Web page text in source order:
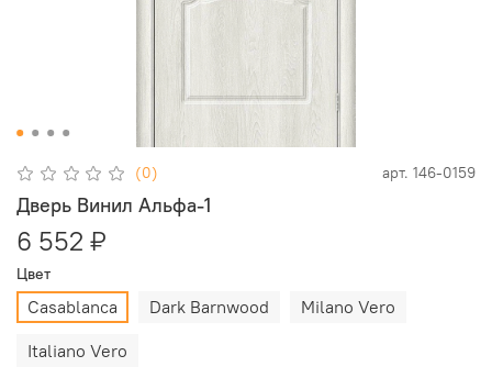
(0) арт. 146-0159
Дверь Винил Альфа-1
6 552 ₽
Цвет
Casablanca Dark Barnwood
Milano Vero
Italiano Vero